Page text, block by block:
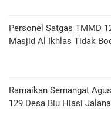
Personel Satgas TMMD
Masjid Al Ikhlas Tidak
Ramaikan Semangat
129 Desa Biu Hiasi